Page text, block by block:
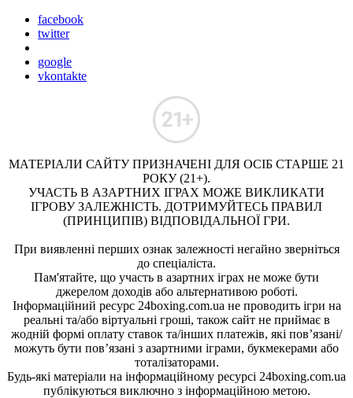
facebook
twitter
google
vkontakte
МАТЕРІАЛИ САЙТУ ПРИЗНАЧЕНІ ДЛЯ ОСІБ СТАРШЕ 21
РОКУ (21+).
УЧАСТЬ В АЗАРТНИХ ІГРАХ МОЖЕ ВИКЛИКАТИ
ІГРОВУ ЗАЛЕЖНІСТЬ. ДОТРИМУЙТЕСЬ ПРАВИЛ
(ПРИНЦИПІВ) ВІДПОВІДАЛЬНОЇ ГРИ.
При виявленні перших ознак залежності негайно зверніться
до спеціаліста.
Пам'ятайте, що участь в азартних іграх не може бути
джерелом доходів або альтернативою роботі.
Інформаційний ресурс 24boxing.com.ua не проводить ігри на
реальні та/або віртуальні гроші, також сайт не приймає в
жодній формі оплату ставок та/інших платежів, які пов’язані/
можуть бути пов’язані з азартними іграми, букмекерами або
тоталізаторами.
Будь-які матеріали на інформаційному ресурсі 24boxing.com.ua
публікуються виключно з інформаційною метою.